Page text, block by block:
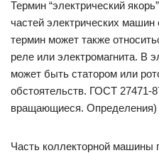
Термин “электрический
частей электрических
термин может также
реле или электромагнита. В
может быть статором или
обстоятельств. ГОСТ 27471-
вращающиеся. Определения)
Часть коллекторной машины